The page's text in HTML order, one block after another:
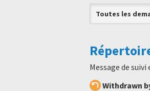
Toutes les
Message de suivi
Withdrawn